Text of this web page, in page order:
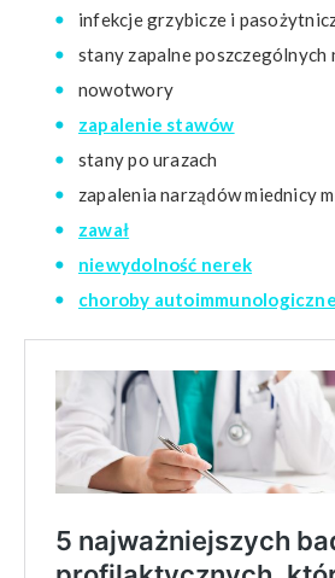
infekcje grzybicze i
stany zapalne poszczególnych
nowotwory
zapalenie stawów
stany po urazach
zapalenia narządów miednicy
zawał
niewydolność nerek
choroby autoimmunologiczne